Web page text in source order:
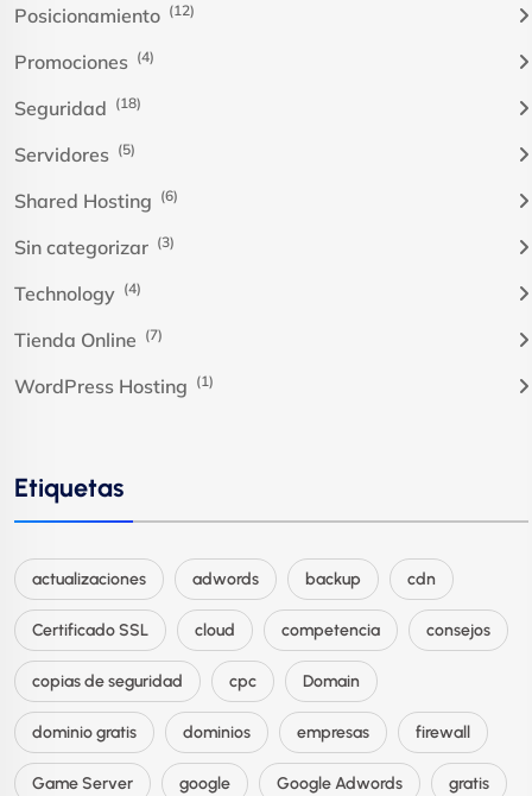
Posicionamiento (12)
Promociones (4)
Seguridad (18)
Servidores (5)
Shared Hosting (6)
Sin categorizar (3)
Technology (4)
Tienda Online (7)
WordPress Hosting (1)
Etiquetas
actualizaciones adwords backup cdn
Certificado SSL cloud competencia consejos
copias de seguridad cpc Domain
dominio gratis dominios empresas firewall
Game Server google Google Adwords gratis